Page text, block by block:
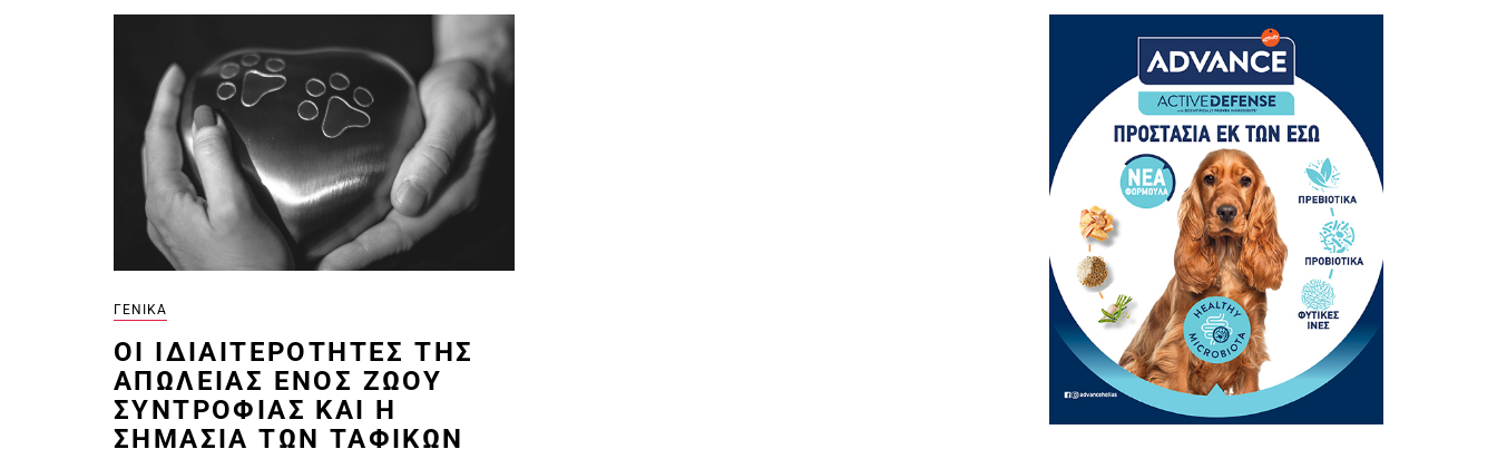
ΓΕΝΙΚΆ
ΟΙ ΙΔΙΑΙΤΕΡΌΤΗΤΕΣ ΤΗΣ
ΑΠΏΛΕΙΑΣ ΕΝΌΣ ΖΏΟΥ
ΣΥΝΤΡΟΦΙΆΣ ΚΑΙ Η
ΣΗΜΑΣΊΑ ΤΩΝ ΤΑΦΙΚΏΝ